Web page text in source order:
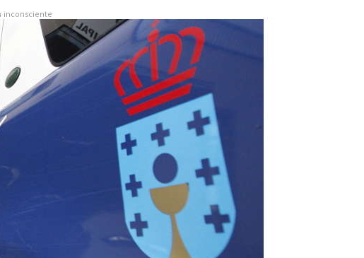
inconsciente